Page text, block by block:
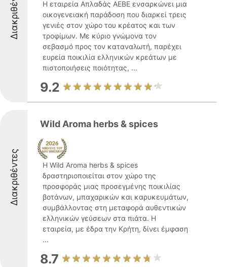
Η εταιρεία Απλαδάς ΑΕΒΕ ενσαρκώνει μια
οικογενειακή παράδοση που διαρκεί τρεις
γενιές στον χώρο του κρέατος και των
τροφίμων. Με κύριο γνώμονα τον
σεβασμό προς τον καταναλωτή, παρέχει
ευρεία ποικιλία ελληνικών κρεάτων με
πιστοποιήσεις ποιότητας, ...
9.2
Διακριθέντες
Wild Aroma herbs & spices
Η Wild Aroma herbs & spices
δραστηριοποιείται στον χώρο της
προσφοράς μιας προσεγμένης ποικιλίας
βοτάνων, μπαχαρικών και καρυκευμάτων,
συμβάλλοντας στη μεταφορά αυθεντικών
ελληνικών γεύσεων στα πιάτα. Η
εταιρεία, με έδρα την Κρήτη, δίνει έμφαση
...
8.7